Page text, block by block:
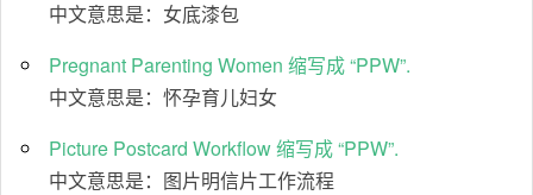
中文意思是：女底漆包
Pregnant Parenting Women 缩写成 “PPW”.
中文意思是：怀孕育儿妇女
Picture Postcard Workflow 缩写成 “PPW”.
中文意思是：图片明信片工作流程